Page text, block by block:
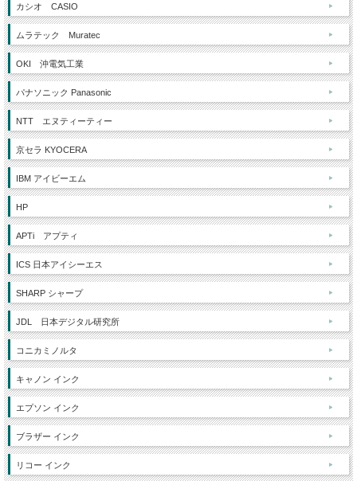
カシオ CASIO
ムラテック Muratec
OKI 沖電気工業
パナソニック Panasonic
NTT エヌティーティー
京セラ KYOCERA
IBM アイビーエム
HP
APTi アプティ
ICS 日本アイシーエス
SHARP シャープ
JDL 日本デジタル研究所
コニカミノルタ
キャノン インク
エプソン インク
ブラザー インク
リコー インク